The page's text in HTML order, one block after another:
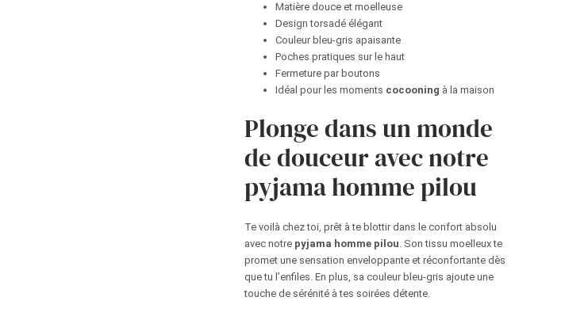
Matière douce et moelleuse
Design torsadé élégant
Couleur bleu-gris apaisante
Poches pratiques sur le haut
Fermeture par boutons
Idéal pour les moments cocooning à la maison
Plonge dans un monde
de douceur avec notre
pyjama homme pilou
Te voilà chez toi, prêt à te blottir dans le confort absolu
avec notre pyjama homme pilou. Son tissu moelleux te
promet une sensation enveloppante et réconfortante dès
que tu l’enfiles. En plus, sa couleur bleu-gris ajoute une
touche de sérénité à tes soirées détente.